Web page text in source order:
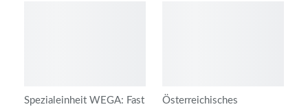
Spezialeinheit WEGA: Fast
Österreichisches